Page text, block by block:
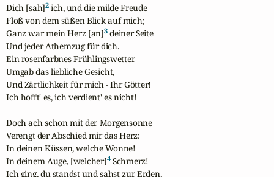
Dich [sah]2 ich, und die milde Freude
Floß von dem süßen Blick auf mich;
Ganz war mein Herz [an]3 deiner Seite
Und jeder Athemzug für dich.
Ein rosenfarbnes Frühlingswetter
Umgab das liebliche Gesicht,
Und Zärtlichkeit für mich - Ihr Götter!
Ich hofft' es, ich verdient' es nicht!
Doch ach schon mit der Morgensonne
Verengt der Abschied mir das Herz:
In deinen Küssen, welche Wonne!
In deinem Auge, [welcher]4 Schmerz!
Ich ging, du standst und sahst zur Erden,